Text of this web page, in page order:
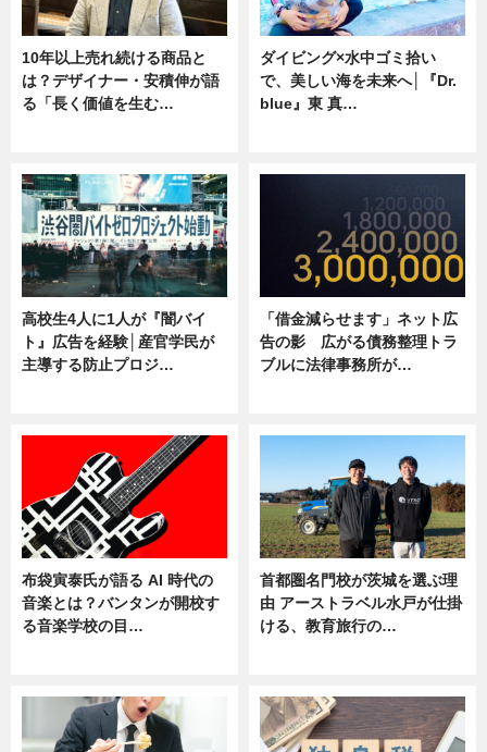
10年以上売れ続ける商品と
は？デザイナー・安積伸が語
る「長く価値を生む…
ダイビング×水中ゴミ拾い
で、美しい海を未来へ│『Dr.
blue』東 真…
高校生4人に1人が『闇バイ
ト』広告を経験│産官学民が
主導する防止プロジ…
「借金減らせます」ネット広
告の影 広がる債務整理トラ
ブルに法律事務所が…
布袋寅泰氏が語る AI 時代の
音楽とは？バンタンが開校す
る音楽学校の目…
首都圏名門校が茨城を選ぶ理
由 アーストラベル水戸が仕掛
ける、教育旅行の…